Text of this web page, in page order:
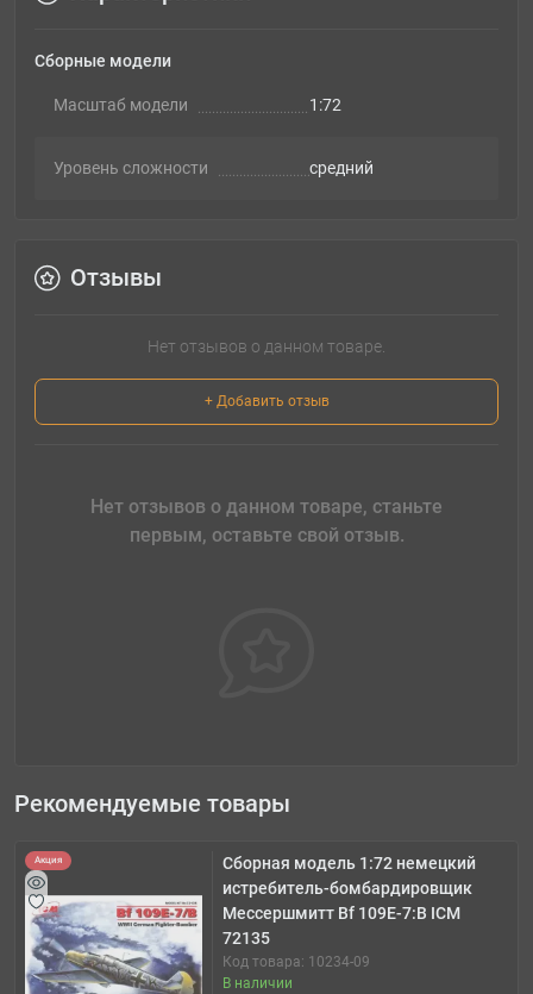
Сборные модели
Масштаб модели 1:72
Уровень сложности cредний
Отзывы
Нет отзывов о данном товаре.
+ Добавить отзыв
Нет отзывов о данном товаре, станьте
первым, оставьте свой отзыв.
Рекомендуемые товары
Акция
Сборная модель 1:72 немецкий
истребитель-бомбардировщик
Мессершмитт Bf 109E-7:B ICM
72135
Код товара: 10234-09
В наличии